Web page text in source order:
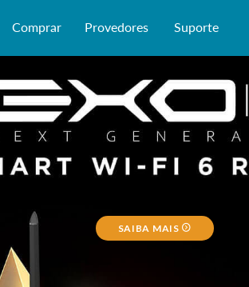
Comprar Provedores Suporte
SAIBA MAIS